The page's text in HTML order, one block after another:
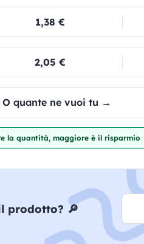
1,38 €
2,05 €
O quante ne vuoi tu →
la quantità, maggiore è il risparmio
prodotto? 🔎